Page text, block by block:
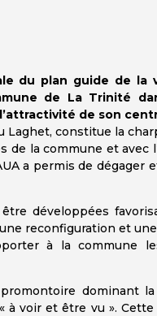
du plan guide de la
de La Trinité
de son
Laghet, constitue la
la commune et avec
a permis de
développées
reconfiguration et
à la commune
dominant
voir et être vu ».